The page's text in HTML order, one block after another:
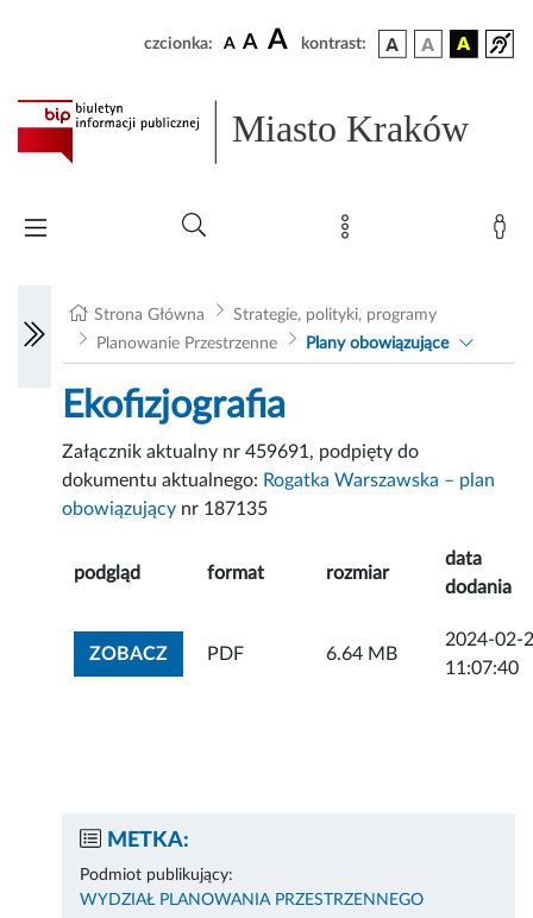
czcionka: A A A kontrast:
Miasto Kraków
Strona Główna
Strategie, polityki, programy
Planowanie Przestrzenne
Plany obowiązujące
Ekofizjografia
Załącznik aktualny nr 459691, podpięty do
dokumentu aktualnego: Rogatka Warszawska – plan
obowiązujący nr 187135
podgląd format rozmiar
data
dodania
ZOBACZZOBACZ ZAŁĄCZNIK
PDF 6.64 MB
2024-02-
11:07:40
METKA:
Podmiot publikujący:
WYDZIAŁ PLANOWANIA PRZESTRZENNEGO